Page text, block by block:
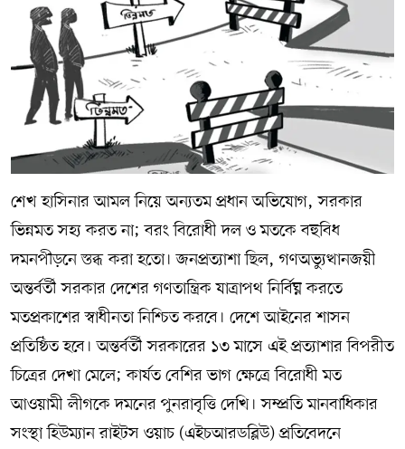
শেখ হাসিনার আমল নিয়ে অন্যতম প্রধান অভিযোগ, সরকার
ভিন্নমত সহ্য করত না; বরং বিরোধী দল ও মতকে বহুবিধ
দমনপীড়নে স্তব্ধ করা হতো। জনপ্রত্যাশা ছিল, গণঅভ্যুত্থানজয়ী
অন্তর্বর্তী সরকার দেশের গণতান্ত্রিক যাত্রাপথ নির্বিঘ্ন করতে
মতপ্রকাশের স্বাধীনতা নিশ্চিত করবে। দেশে আইনের শাসন
প্রতিষ্ঠিত হবে। অন্তর্বর্তী সরকারের ১৩ মাসে এই প্রত্যাশার বিপরীত
চিত্রের দেখা মেলে; কার্যত বেশির ভাগ ক্ষেত্রে বিরোধী মত
আওয়ামী লীগকে দমনের পুনরাবৃত্তি দেখি। সম্প্রতি মানবাধিকার
সংস্থা হিউম্যান রাইটস ওয়াচ (এইচআরডব্লিউ) প্রতিবেদনে